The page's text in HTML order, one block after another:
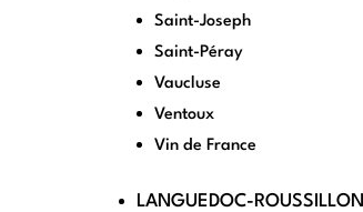
Saint-Joseph
Saint-Péray
Vaucluse
Ventoux
Vin de France
LANGUEDOC-ROUSSILLON